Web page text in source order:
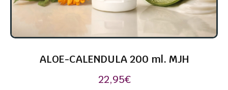
ALOE-CALENDULA 200 ml. MJH
22,95€